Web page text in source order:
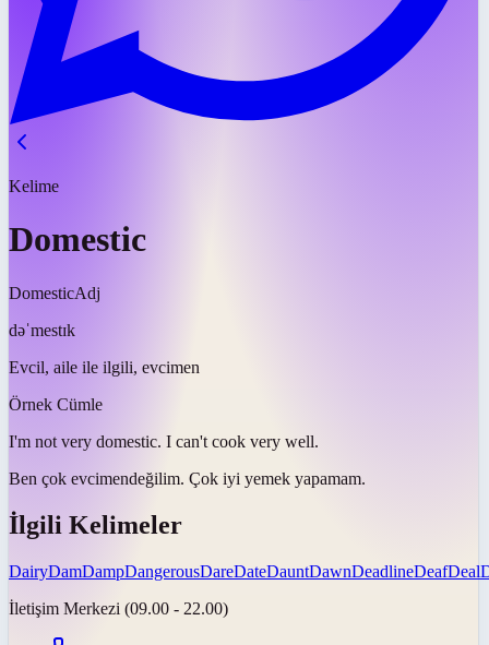
Kelime
Domestic
DomesticAdj
dəˈmestɪk
Evcil, aile ile ilgili, evcimen
Örnek Cümle
I'm not very domestic. I can't cook very well.
Ben çok evcimendeğilim. Çok iyi yemek yapamam.
İlgili Kelimeler
DairyDamDampDangerousDareDateDauntDawnDeadlineDeafDeal
İletişim Merkezi (09.00 - 22.00)